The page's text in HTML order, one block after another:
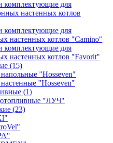
комплектующие для
настенных котлов
комплектующие для
настенных котлов "Camino"
комплектующие для
настенных котлов "Favorit"
(15)
"Hosseven"
"Hosseven"
(1)
"ЛУЧ"
(23)